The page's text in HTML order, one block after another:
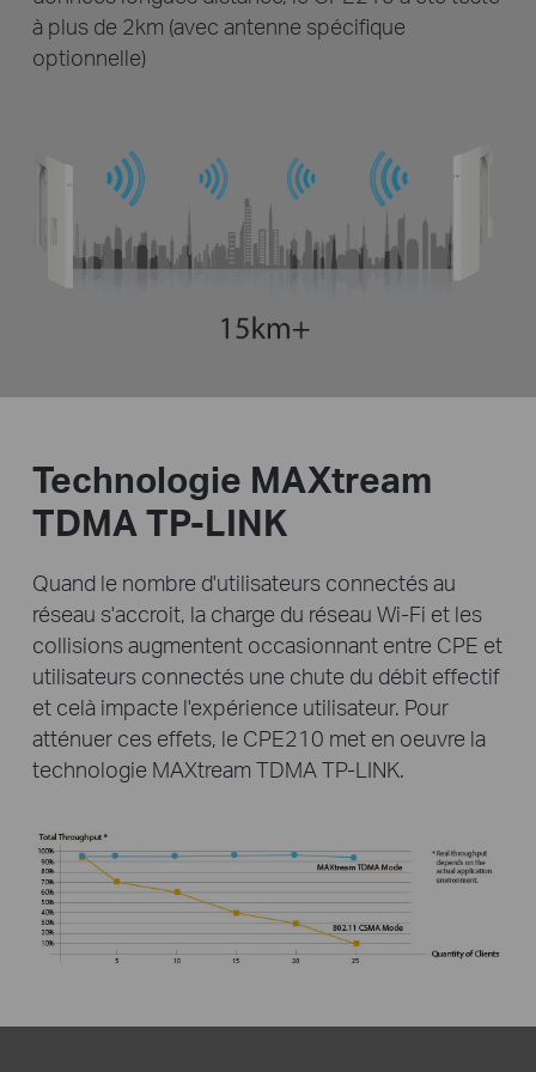
à plus de 2km (avec antenne spécifique
optionnelle)
Technologie MAXtream
TDMA TP-LINK
Quand le nombre d'utilisateurs connectés au
réseau s'accroit, la charge du réseau Wi-Fi et les
collisions augmentent occasionnant entre CPE et
utilisateurs connectés une chute du débit effectif
et celà impacte l'expérience utilisateur. Pour
atténuer ces effets, le CPE210 met en oeuvre la
technologie MAXtream TDMA TP-LINK.